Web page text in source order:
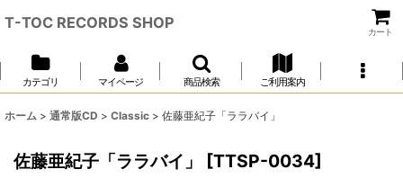
T-TOC RECORDS SHOP
カート
カテゴリ マイページ 商品検索 ご利用案内
ホーム > 通常版CD > Classic > 佐藤亜紀子「ララバイ」
佐藤亜紀子「ララバイ」 [TTSP-0034]